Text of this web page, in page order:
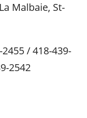
Malbaie, St-
/ 418-439-
2542